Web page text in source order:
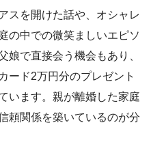
スを開けた話や、オシャレ
の中での微笑ましいエピソ
娘で直接会う機会もあり、
ード2万円分のプレゼント
います。親が離婚した家庭
頼関係を築いているのが分